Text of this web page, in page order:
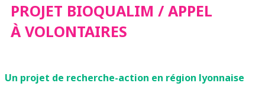
APPEL À
PROJET BIOQUALIM / APPEL
À VOLONTAIRES
Un projet de recherche-action en région lyonnaise